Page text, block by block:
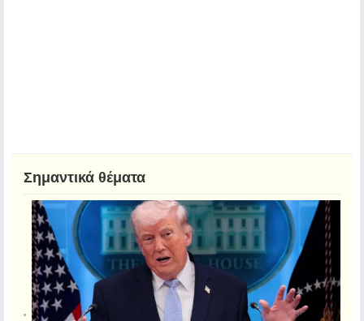
Σημαντικά θέματα